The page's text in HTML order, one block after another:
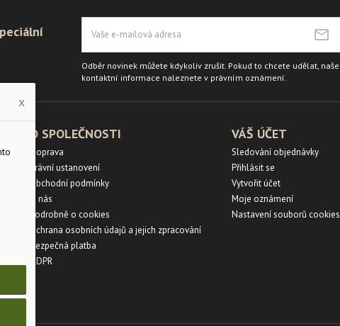
Odběr novinek můžete kdykoliv zrušit. Pokud to chcete udělat, naše
kontaktní informace naleznete v právním oznámení.
O SPOLEČNOSTI
Doprava
Právní ustanovení
Obchodní podmínky
O nás
Podrobně o cookies
Ochrana osobních údajů a jejich zpracování
Bezpečná platba
GDPR
VÁŠ ÚČET
Sledování objednávky
Přihlásit se
Vytvořit účet
Moje oznámení
Nastavení souborů cookies
x